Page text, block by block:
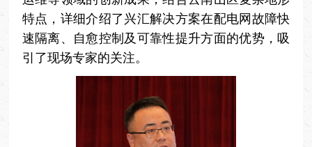
特点，详细介绍了兴汇解决方案在配电网故障快
速隔离、自愈控制及可靠性提升方面的优势，吸
引了现场专家的关注。